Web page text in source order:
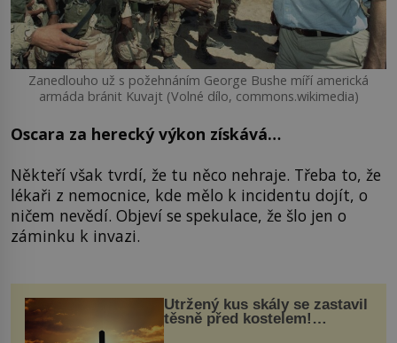
Zanedlouho už s požehnáním George Bushe míří americká
armáda bránit Kuvajt (Volné dílo, commons.wikimedia)
Oscara za herecký výkon získává…
Někteří však tvrdí, že tu něco nehraje. Třeba to, že
lékaři z nemocnice, kde mělo k incidentu dojít, o
ničem nevědí. Objeví se spekulace, že šlo jen o
záminku k invazi.
Utržený kus skály se zastavil
těsně před kostelem!
Ochránila ho boží síla?